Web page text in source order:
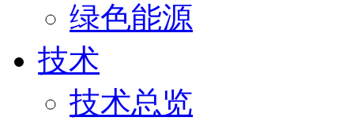
绿色能源
技术
技术总览